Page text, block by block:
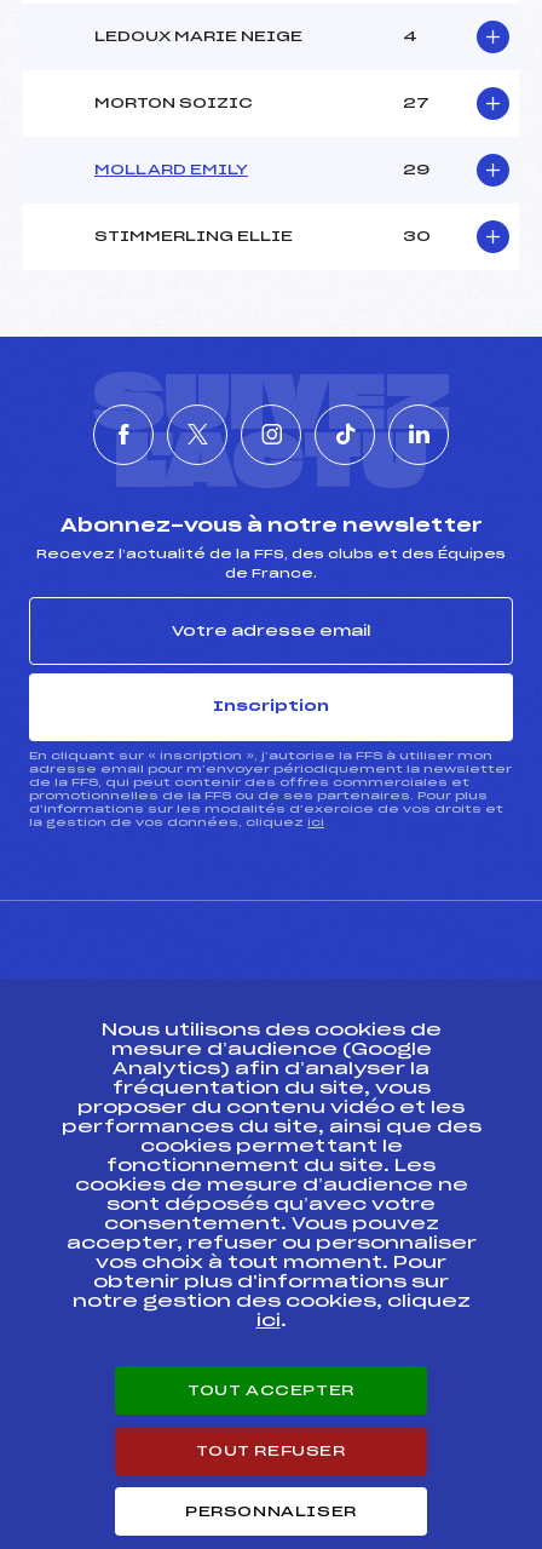
LEDOUX MARIE NEIGE 4
MORTON SOIZIC 27
MOLLARD EMILY 29
STIMMERLING ELLIE 30
SUIVEZ
L'ACTU
Abonnez-vous à notre newsletter
Recevez l’actualité de la FFS, des clubs et des Équipes
de France.
Inscription
En cliquant sur « inscription », j’autorise la FFS à utiliser mon
adresse email pour m’envoyer périodiquement la newsletter
de la FFS, qui peut contenir des offres commerciales et
promotionnelles de la FFS ou de ses partenaires. Pour plus
d’informations sur les modalités d’exercice de vos droits et
la gestion de vos données, cliquez ici
Ressources
Pass’Neige
Projet sportif fédéral
Projet de performance fédéral
Antidopage
Pôle Développement, Formation, Suivi
Scientifique
Listes ministérielles
Pôle vie de l’athlète
Enseignement professionnel
Carrières
Nous utilisons des cookies de
mesure d’audience (Google
Analytics) afin d’analyser la
fréquentation du site, vous
proposer du contenu vidéo et les
performances du site, ainsi que des
cookies permettant le
fonctionnement du site. Les
cookies de mesure d’audience ne
sont déposés qu’avec votre
consentement. Vous pouvez
accepter, refuser ou personnaliser
vos choix à tout moment. Pour
obtenir plus d'informations sur
notre gestion des cookies, cliquez
ici.
TOUT ACCEPTER
TOUT REFUSER
PERSONNALISER